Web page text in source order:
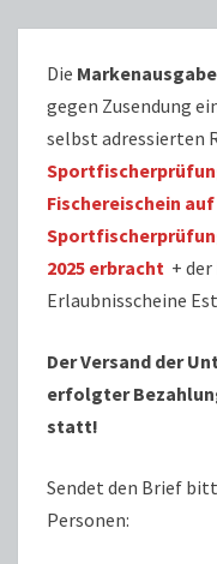
Die Markenausgabe
gegen Zusendung
selbst adressierten
Fischereischein
2025 erbracht +
Erlaubnisscheine
Der Versand der
erfolgter
statt!
Sendet den Brief
Personen: